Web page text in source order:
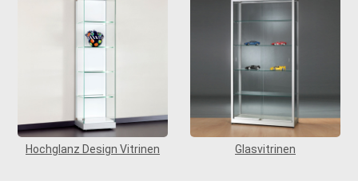
Hochglanz Design Vitrinen Glasvitrinen